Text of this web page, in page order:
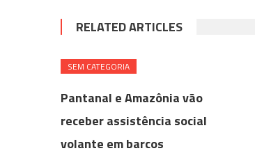
RELATED ARTICLES
SEM CATEGORIA
Pantanal e Amazônia vão
receber assistência social
volante em barcos